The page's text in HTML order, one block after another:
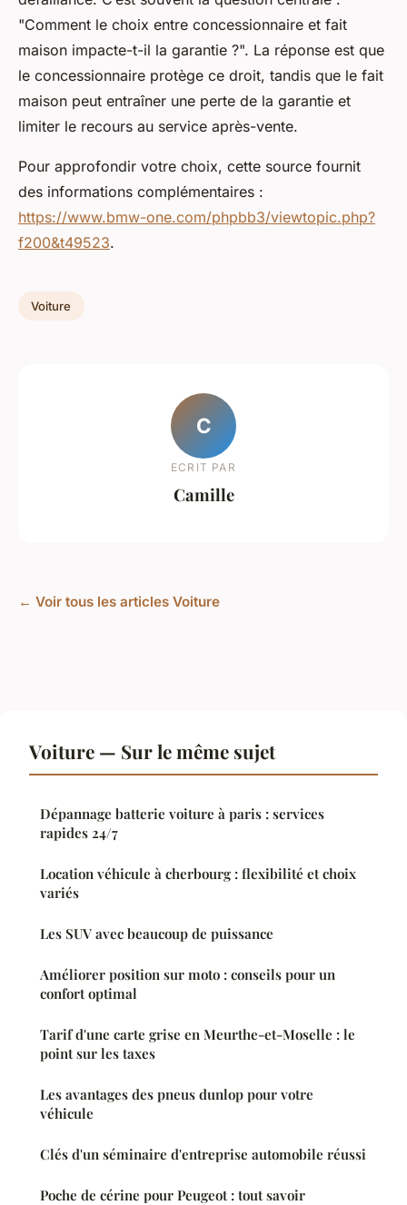
"Comment le choix entre concessionnaire et fait
maison impacte-t-il la garantie ?". La réponse est que
le concessionnaire protège ce droit, tandis que le fait
maison peut entraîner une perte de la garantie et
limiter le recours au service après-vente.
Pour approfondir votre choix, cette source fournit
des informations complémentaires :
https://www.bmw-one.com/phpbb3/viewtopic.php?
f200&t49523.
Voiture
C
ECRIT PAR
Camille
← Voir tous les articles Voiture
Voiture — Sur le même sujet
Dépannage batterie voiture à paris : services
rapides 24/7
Location véhicule à cherbourg : flexibilité et choix
variés
Les SUV avec beaucoup de puissance
Améliorer position sur moto : conseils pour un
confort optimal
Tarif d'une carte grise en Meurthe-et-Moselle : le
point sur les taxes
Les avantages des pneus dunlop pour votre
véhicule
Clés d'un séminaire d'entreprise automobile réussi
Poche de cérine pour Peugeot : tout savoir